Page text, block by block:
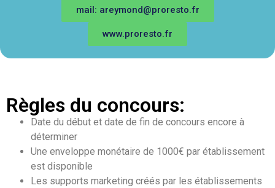
mail: areymond@proresto.fr
www.proresto.fr
Règles du concours:
Date du début et date de fin de concours encore à
déterminer
Une enveloppe monétaire de 1000€ par établissement
est disponible
Les supports marketing créés par les établissements